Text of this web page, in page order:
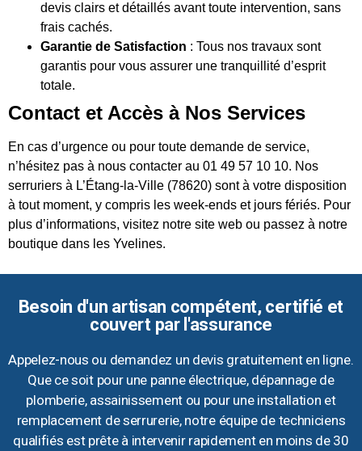
devis clairs et détaillés avant toute intervention, sans
frais cachés.
Garantie de Satisfaction : Tous nos travaux sont
garantis pour vous assurer une tranquillité d’esprit
totale.
Contact et Accès à Nos Services
En cas d’urgence ou pour toute demande de service,
n’hésitez pas à nous contacter au 01 49 57 10 10. Nos
serruriers à L’Étang-la-Ville (78620) sont à votre disposition
à tout moment, y compris les week-ends et jours fériés. Pour
plus d’informations, visitez notre site web ou passez à notre
boutique dans les Yvelines.
Besoin d'un artisan compétent, certifié et
couvert par l'assurance
Appelez-nous ou demandez un devis gratuitement en ligne.
Que ce soit pour une panne électrique, dépannage de
plomberie, assainissement ou pour une installation et
remplacement de serrurerie, notre équipe de techniciens
qualifiés est prête à intervenir rapidement en moins de 30